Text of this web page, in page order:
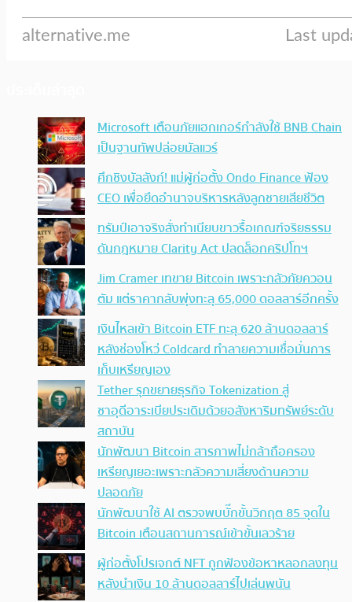
Microsoft เตือนภัยแฮกเกอร์กำลังใช้ BNB Chain
เป็นฐานทัพปล่อยมัลแวร์
ศึกชิงบัลลังก์! แม่ผู้ก่อตั้ง Ondo Finance ฟ้อง
CEO เพื่อยึดอำนาจบริหารหลังลูกชายเสียชีวิต
ทรัมป์เอาจริง สั่งทำเนียบขาวรื้อเกณฑ์จริยธรรม
ดันกฎหมาย Clarity Act ปลดล็อกคริปโทฯ
Jim Cramer เทขาย Bitcoin เพราะกลัวภัยควอน
ตัม แต่ราคากลับพุ่งทะลุ 65,000 ดอลลาร์อีกครั้ง
เงินไหลเข้า Bitcoin ETF ทะลุ 620 ล้านดอลลาร์
หลังช่องโหว่ Coldcard ทำลายความเชื่อมั่นการ
เก็บเหรียญเอง
Tether รุกขยายธุรกิจ Tokenization สู่
ซาอุดีอาระเบียประเดิมด้วยอสังหาริมทรัพย์ระดับ
สถาบัน
นักพัฒนา Bitcoin สารภาพไม่กล้าถือครอง
เหรียญเยอะเพราะกลัวความเสี่ยงด้านความ
ปลอดภัย
นักพัฒนาใช้ AI ตรวจพบบั๊กขั้นวิกฤต 85 จุดใน
Bitcoin เตือนสถานการณ์เข้าขั้นเลวร้าย
ผู้ก่อตั้งโปรเจกต์ NFT ถูกฟ้องข้อหาหลอกลงทุน
หลังนำเงิน 10 ล้านดอลลาร์ไปเล่นพนัน